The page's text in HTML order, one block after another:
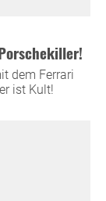
dem Ferrari
ist Kult!